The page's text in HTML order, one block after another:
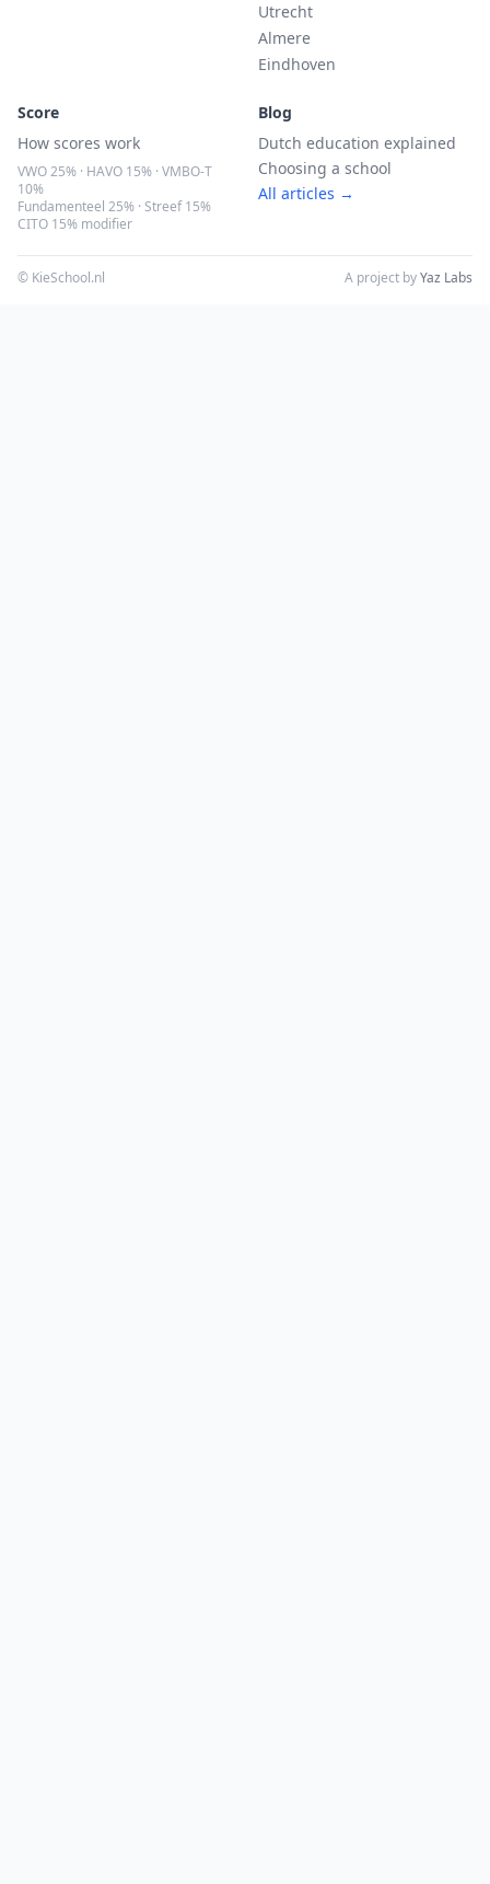
Utrecht
Almere
Eindhoven
Score
How scores work
VWO 25% · HAVO 15% · VMBO-T
10%
Fundamenteel 25% · Streef 15%
CITO 15% modifier
Blog
Dutch education explained
Choosing a school
All articles →
© KieSchool.nl A project byYaz Labs